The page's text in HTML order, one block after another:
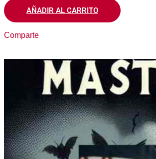
AÑADIR AL CARRITO
Comparte